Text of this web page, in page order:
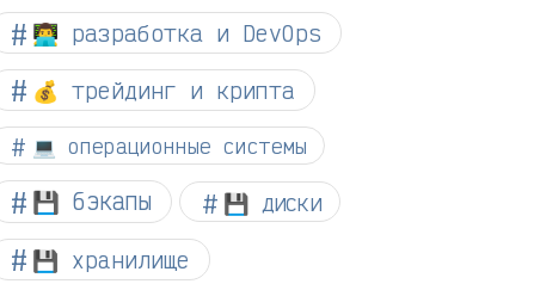
👨‍💻 разработка и DevOps
💰 трейдинг и крипта
💻 операционные системы
💾 бэкапы 💾 диски
💾 хранилище